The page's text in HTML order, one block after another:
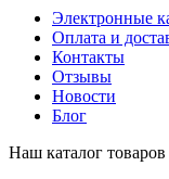
Электронные
Оплата и
Контакты
Отзывы
Новости
Блог
Наш каталог товаров